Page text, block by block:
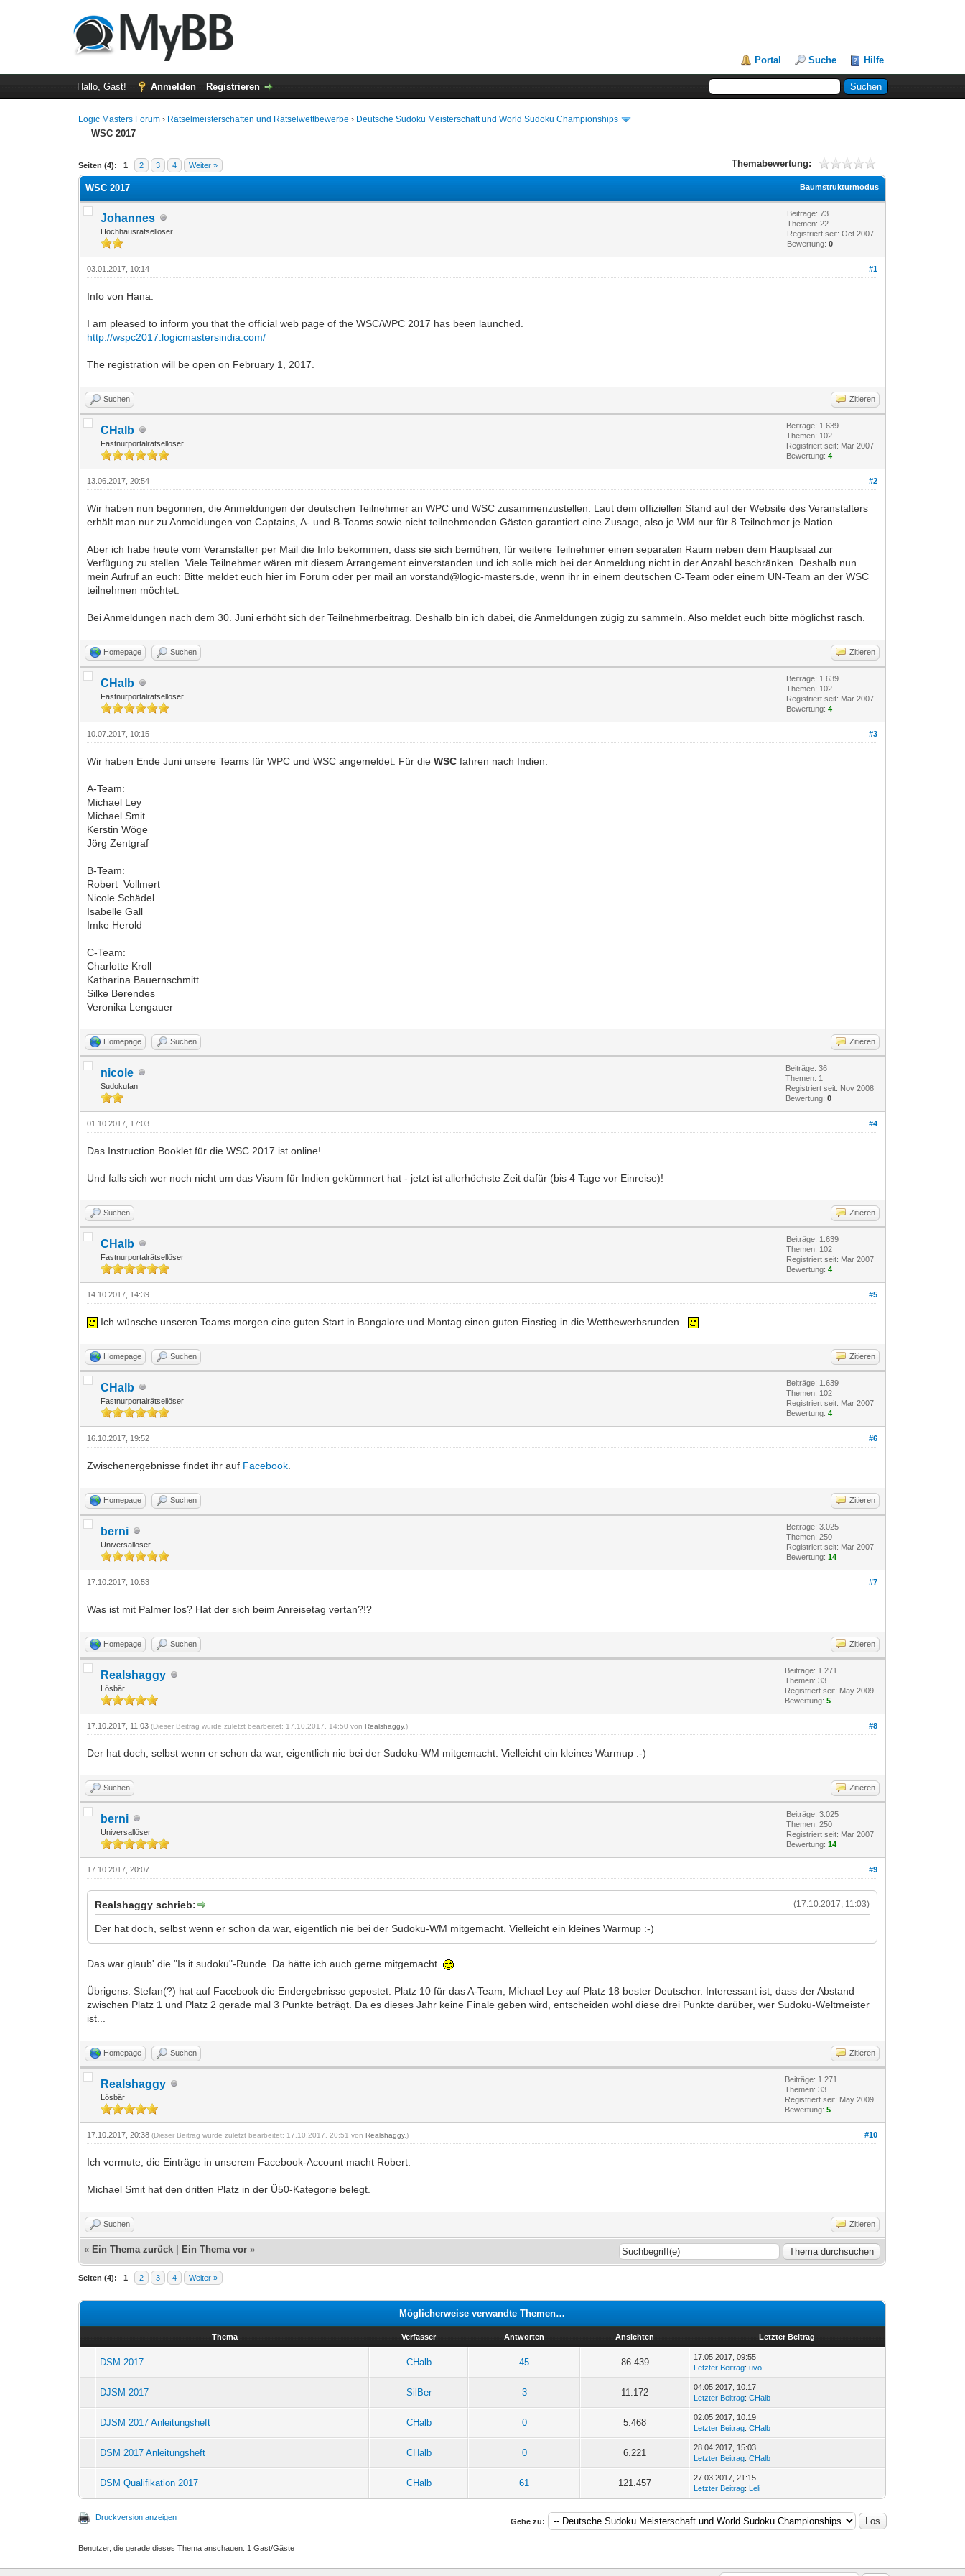
Portal Suche Hilfe
Hallo, Gast! Anmelden Registrieren
Logic Masters Forum › Rätselmeisterschaften und Rätselwettbewerbe › Deutsche Sudoku Meisterschaft und World Sudoku Championships
WSC 2017
Seiten (4): 1 2 3 4 Weiter » Themabewertung:
0 Bewertung(en) - 0 im Durchschnitt
1
2
3
4
5
Baumstrukturmodus
WSC 2017
Johannes
Hochhausrätsellöser
Beiträge: 73
Themen: 22
Registriert seit: Oct 2007
Bewertung:0
#1
03.01.2017, 10:14
Info von Hana:
I am pleased to inform you that the official web page of the WSC/WPC 2017 has been launched.
http://wspc2017.logicmastersindia.com/
The registration will be open on February 1, 2017.
Suchen Zitieren
CHalb
Fastnurportalrätsellöser
Beiträge: 1.639
Themen: 102
Registriert seit: Mar 2007
Bewertung:4
#2
13.06.2017, 20:54
Wir haben nun begonnen, die Anmeldungen der deutschen Teilnehmer an WPC und WSC zusammenzustellen. Laut dem offiziellen Stand auf der Website des Veranstalters
erhält man nur zu Anmeldungen von Captains, A- und B-Teams sowie nicht teilnehmenden Gästen garantiert eine Zusage, also je WM nur für 8 Teilnehmer je Nation.
Aber ich habe heute vom Veranstalter per Mail die Info bekommen, dass sie sich bemühen, für weitere Teilnehmer einen separaten Raum neben dem Hauptsaal zur
Verfügung zu stellen. Viele Teilnehmer wären mit diesem Arrangement einverstanden und ich solle mich bei der Anmeldung nicht in der Anzahl beschränken. Deshalb nun
mein Aufruf an euch: Bitte meldet euch hier im Forum oder per mail an vorstand@logic-masters.de, wenn ihr in einem deutschen C-Team oder einem UN-Team an der WSC
teilnehmen möchtet.
Bei Anmeldungen nach dem 30. Juni erhöht sich der Teilnehmerbeitrag. Deshalb bin ich dabei, die Anmeldungen zügig zu sammeln. Also meldet euch bitte möglichst rasch.
Homepage Suchen Zitieren
CHalb
Fastnurportalrätsellöser
Beiträge: 1.639
Themen: 102
Registriert seit: Mar 2007
Bewertung:4
#3
10.07.2017, 10:15
Wir haben Ende Juni unsere Teams für WPC und WSC angemeldet. Für dieWSC fahren nach Indien:
A-Team:
Michael Ley
Michael Smit
Kerstin Wöge
Jörg Zentgraf
B-Team:
Robert Vollmert
Nicole Schädel
Isabelle Gall
Imke Herold
C-Team:
Charlotte Kroll
Katharina Bauernschmitt
Silke Berendes
Veronika Lengauer
Homepage Suchen Zitieren
nicole
Sudokufan
Beiträge: 36
Themen: 1
Registriert seit: Nov 2008
Bewertung:0
#4
01.10.2017, 17:03
Das Instruction Booklet für die WSC 2017 ist online!
Und falls sich wer noch nicht um das Visum für Indien gekümmert hat - jetzt ist allerhöchste Zeit dafür (bis 4 Tage vor Einreise)!
Suchen Zitieren
CHalb
Fastnurportalrätsellöser
Beiträge: 1.639
Themen: 102
Registriert seit: Mar 2007
Bewertung:4
#5
14.10.2017, 14:39
Ich wünsche unseren Teams morgen eine guten Start in Bangalore und Montag einen guten Einstieg in die Wettbewerbsrunden.
Homepage Suchen Zitieren
CHalb
Fastnurportalrätsellöser
Beiträge: 1.639
Themen: 102
Registriert seit: Mar 2007
Bewertung:4
#6
16.10.2017, 19:52
Zwischenergebnisse findet ihr auf Facebook
Homepage Suchen Zitieren
berni
Universallöser
Beiträge: 3.025
Themen: 250
Registriert seit: Mar 2007
Bewertung:14
#7
17.10.2017, 10:53
Was ist mit Palmer los? Hat der sich beim Anreisetag vertan?!?
Homepage Suchen Zitieren
Realshaggy
Lösbär
Beiträge: 1.271
Themen: 33
Registriert seit: May 2009
Bewertung:5
#8
17.10.2017, 11:03(Dieser Beitrag wurde zuletzt bearbeitet: 17.10.2017, 14:50 vonRealshaggy.)
Der hat doch, selbst wenn er schon da war, eigentlich nie bei der Sudoku-WM mitgemacht. Vielleicht ein kleines Warmup :-)
Suchen Zitieren
berni
Universallöser
Beiträge: 3.025
Themen: 250
Registriert seit: Mar 2007
Bewertung:14
#9
17.10.2017, 20:07
(17.10.2017, 11:03)
Realshaggy schrieb:
Der hat doch, selbst wenn er schon da war, eigentlich nie bei der Sudoku-WM mitgemacht. Vielleicht ein kleines Warmup :-)
Das war glaub' die "Is it sudoku"-Runde. Da hätte ich auch gerne mitgemacht.
Übrigens: Stefan(?) hat auf Facebook die Endergebnisse gepostet: Platz 10 für das A-Team, Michael Ley auf Platz 18 bester Deutscher. Interessant ist, dass der Abstand
zwischen Platz 1 und Platz 2 gerade mal 3 Punkte beträgt. Da es dieses Jahr keine Finale geben wird, entscheiden wohl diese drei Punkte darüber, wer Sudoku-Weltmeister
ist...
Homepage Suchen Zitieren
Realshaggy
Lösbär
Beiträge: 1.271
Themen: 33
Registriert seit: May 2009
Bewertung:5
#10
17.10.2017, 20:38(Dieser Beitrag wurde zuletzt bearbeitet: 17.10.2017, 20:51 vonRealshaggy.)
Ich vermute, die Einträge in unserem Facebook-Account macht Robert.
Michael Smit hat den dritten Platz in der Ü50-Kategorie belegt.
Suchen Zitieren
« Ein Thema zurück Ein Thema vor »
Seiten (4): 1 2 3 4 Weiter »
Möglicherweise verwandte Themen…
Thema Verfasser Antworten Ansichten Letzter Beitrag
DSM 2017 CHalb 45 86.439
17.05.2017, 09:55
Letzter Beitrag:uvo
DJSM 2017 SilBer 3 11.172
04.05.2017, 10:17
Letzter Beitrag:CHalb
DJSM 2017 Anleitungsheft CHalb 0 5.468
02.05.2017, 10:19
Letzter Beitrag:CHalb
DSM 2017 Anleitungsheft CHalb 0 6.221
28.04.2017, 15:03
Letzter Beitrag:CHalb
DSM Qualifikation 2017 CHalb 61 121.457
27.03.2017, 21:15
Letzter Beitrag: Leli
Druckversion anzeigen Gehe zu:
Benutzer, die gerade dieses Thema anschauen: 1 Gast/Gäste